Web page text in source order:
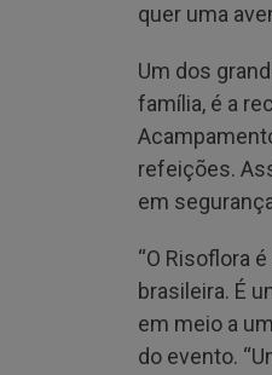
quer uma
Um dos
família, é a
refeições.
em
“O Risoflora
brasileira. É
em meio a
do evento.